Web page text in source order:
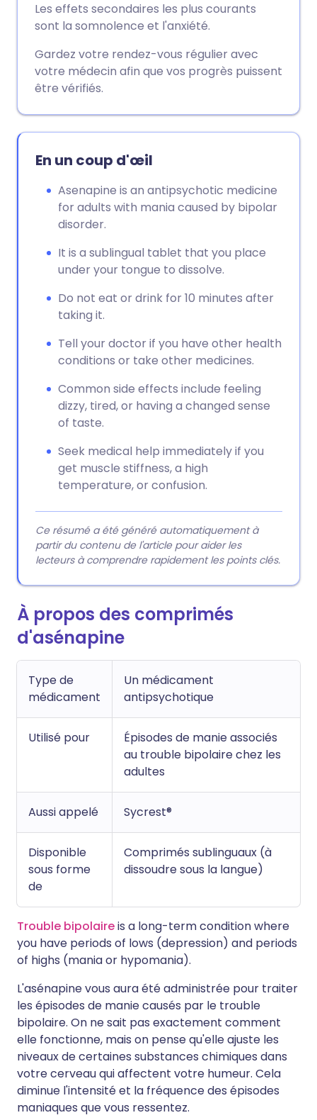
Partager via X
Partager via WhatsApp
🇮🇳 हिन्दी
🇸🇦 عربي 🇸🇪 Svenska
Les effets secondaires les plus courants
sont la somnolence et l'anxiété.
Gardez votre rendez-vous régulier avec
votre médecin afin que vos progrès puissent
être vérifiés.
En un coup d'œil
Asenapine is an antipsychotic medicine
for adults with mania caused by bipolar
disorder.
It is a sublingual tablet that you place
under your tongue to dissolve.
Do not eat or drink for 10 minutes after
taking it.
Tell your doctor if you have other health
conditions or take other medicines.
Common side effects include feeling
dizzy, tired, or having a changed sense
of taste.
Seek medical help immediately if you
get muscle stiffness, a high
temperature, or confusion.
Ce résumé a été généré automatiquement à
partir du contenu de l'article pour aider les
lecteurs à comprendre rapidement les points clés.
À propos des comprimés
d'asénapine
Type de
médicament
Un médicament
antipsychotique
Utilisé pour
Épisodes de manie associés
au trouble bipolaire chez les
adultes
Aussi appelé Sycrest®
Disponible
sous forme
de
Comprimés sublinguaux (à
dissoudre sous la langue)
Trouble bipolaireis a long-term condition where
you have periods of lows (depression) and periods
of highs (mania or hypomania).
L'asénapine vous aura été administrée pour traiter
les épisodes de manie causés par le trouble
bipolaire. On ne sait pas exactement comment
elle fonctionne, mais on pense qu'elle ajuste les
niveaux de certaines substances chimiques dans
votre cerveau qui affectent votre humeur. Cela
diminue l'intensité et la fréquence des épisodes
maniaques que vous ressentez.